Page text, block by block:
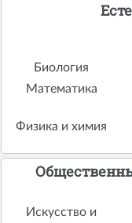
Биология
Математика
Физика и химия
Искусство и